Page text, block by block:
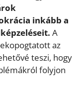
inkább a
A
az
teszi, hogy
folyjon